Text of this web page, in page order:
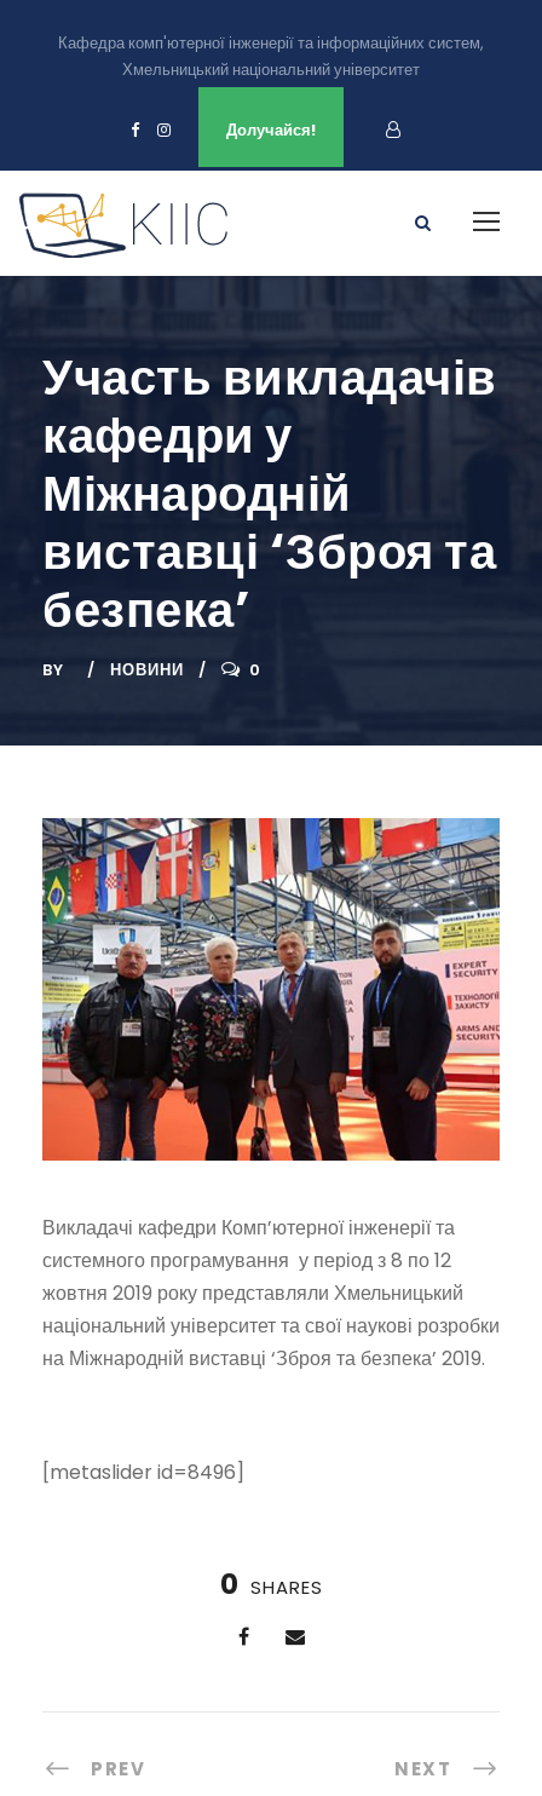
Кафедра комп'ютерної інженерії та інформаційних систем,
Хмельницький національний університет
Долучайся!
Участь викладачів
кафедри у
Міжнародній
виставці ‘Зброя та
безпека’
BY НОВИНИ 0
Викладачі кафедри Комп’ютерної інженерії та
системного програмування у період з 8 по 12
жовтня 2019 року представляли Хмельницький
національний університет та свої наукові розробки
на Міжнародній виставці ‘Зброя та безпека’ 2019.
[metaslider id=8496]
0 SHARES
PREV NEXT